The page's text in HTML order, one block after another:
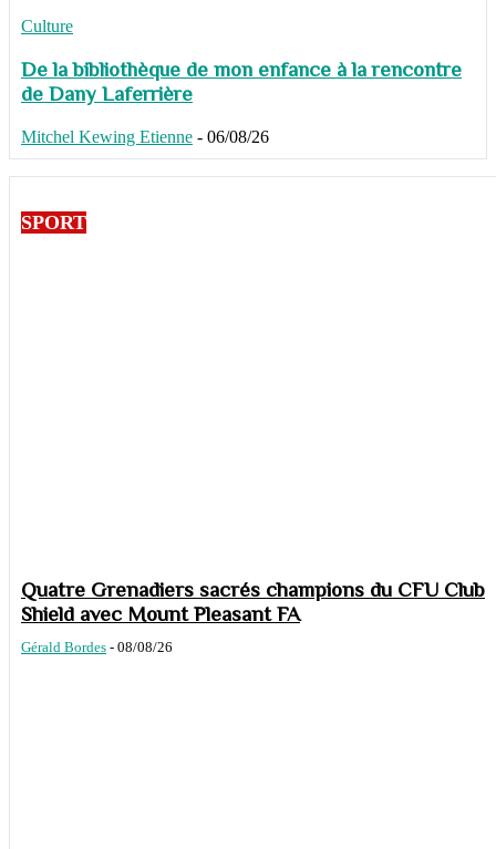
Culture
De la bibliothèque de mon enfance à la rencontre
de Dany Laferrière
Mitchel Kewing Etienne - 06/08/26
SPORT
Quatre Grenadiers sacrés champions du CFU Club
Shield avec Mount Pleasant FA
Gérald Bordes - 08/08/26